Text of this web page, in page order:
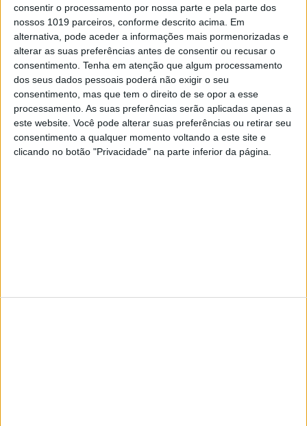
consentir o processamento por nossa parte e pela parte dos
nossos 1019 parceiros, conforme descrito acima. Em
alternativa, pode aceder a informações mais pormenorizadas e
alterar as suas preferências antes de consentir ou recusar o
consentimento. Tenha em atenção que algum processamento
dos seus dados pessoais poderá não exigir o seu
consentimento, mas que tem o direito de se opor a esse
processamento. As suas preferências serão aplicadas apenas a
este website. Você pode alterar suas preferências ou retirar seu
consentimento a qualquer momento voltando a este site e
clicando no botão "Privacidade" na parte inferior da página.
SITES DO GRUPO TRUST IN NEWS
Visão Visão Se7e